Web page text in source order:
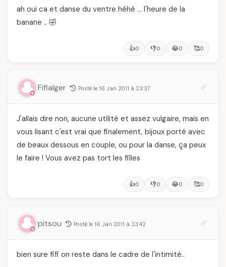
ah oui ca et danse du ventre héhé … l'heure de la
banane .. 🤣
👍0 👎0 😂0 🥰0
Fifialger Posté le 16 Jan 2011 à 23:37
J'allais dire non, aucune utilité et assez vulgaire, mais en
vous lisant c'est vrai que finalement, bijoux porté avec
de beaux dessous en couple, ou pour la danse, ça peux
le faire ! Vous avez pas tort les filles
👍0 👎0 😂0 🥰0
pitsou Posté le 16 Jan 2011 à 23:42
bien sure fifi on reste dans le cadre de l'intimité..